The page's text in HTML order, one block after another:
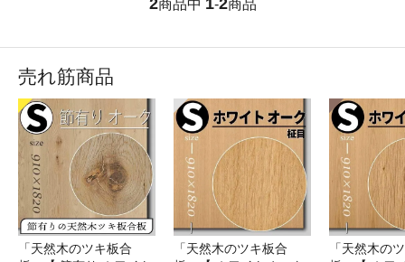
商品中 - 商品
売れ筋商品
「天然木のツキ板合
「天然木のツキ板合
「天然木の